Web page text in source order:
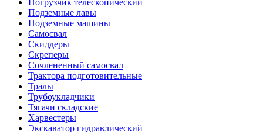
Погрузчик телескопический
Подземные лавы
Подземные машины
Самосвал
Скиддеры
Скреперы
Сочлененный самосвал
Трактора подготовительные
Тралы
Трубоукладчики
Тягачи складские
Харвестеры
Экскаватор гидравлический